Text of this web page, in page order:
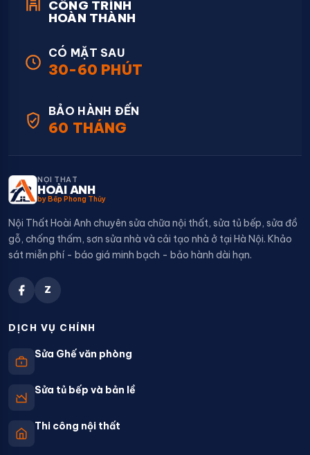
CÔNG TRÌNH
HOÀN THÀNH
CÓ MẶT SAU
30-60 PHÚT
BẢO HÀNH ĐẾN
60 THÁNG
NỘI THẤT
HOÀI ANH
by Bếp Phong Thủy
Nội Thất Hoài Anh chuyên sửa chữa nội thất, sửa tủ bếp, sửa đồ
gỗ, chống thấm, sơn sửa nhà và cải tạo nhà ở tại Hà Nội. Khảo
sát miễn phí - báo giá minh bạch - bảo hành dài hạn.
Z
DỊCH VỤ CHÍNH
Sửa Ghế văn phòng
Sửa tủ bếp và bản lề
Thi công nội thất